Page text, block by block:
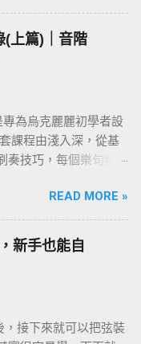
、彈演奏曲，就會變
本功打穩，後面的路
(上篇)｜音階
專為烏克麗麗初學者設
課程由淺入深，從基
技巧，每個樂句都
討論。 建議從第一課
，依序往下練；若你
請先看 〈為什麼要
〉 這篇。
READ MORE »
新手也能自
，接下來就可以把弦裝